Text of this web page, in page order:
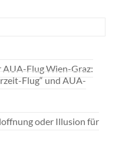
AUA-Flug Wien-Graz:
Flug“ und AUA-
oder Illusion für